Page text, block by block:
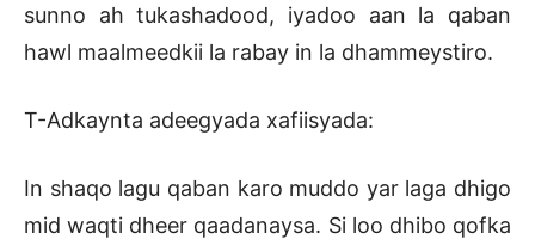
sunno ah tukashadood, iyadoo aan la qaban
hawl maalmeedkii la rabay in la dhammeystiro.
T-Adkaynta adeegyada xafiisyada:
In shaqo lagu qaban karo muddo yar laga dhigo
mid waqti dheer qaadanaysa. Si loo dhibo qofka